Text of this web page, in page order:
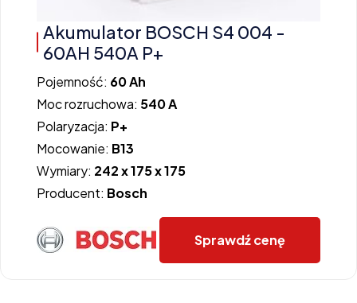
Akumulator BOSCH S4 004 -
60AH 540A P+
Pojemność: 60 Ah
Moc rozruchowa: 540 A
Polaryzacja: P+
Mocowanie: B13
Wymiary: 242 x 175 x 175
Producent: Bosch
Sprawdź cenę